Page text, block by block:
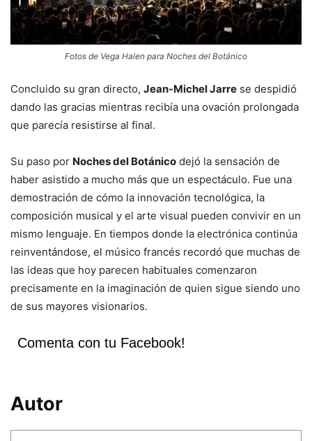
Fotos de Vega Halen para Noches del Botánico
Concluido su gran directo, Jean-Michel Jarre se despidió
dando las gracias mientras recibía una ovación prolongada
que parecía resistirse al final.
Su paso por Noches del Botánico dejó la sensación de
haber asistido a mucho más que un espectáculo. Fue una
demostración de cómo la innovación tecnológica, la
composición musical y el arte visual pueden convivir en un
mismo lenguaje. En tiempos donde la electrónica continúa
reinventándose, el músico francés recordó que muchas de
las ideas que hoy parecen habituales comenzaron
precisamente en la imaginación de quien sigue siendo uno
de sus mayores visionarios.
Comenta con tu Facebook!
Autor